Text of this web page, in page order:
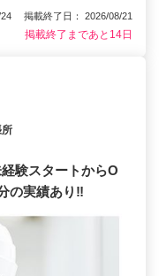
24 掲載終了日： 2026/08/21
掲載終了まであと14日
験スタートからO
の実績あり‼